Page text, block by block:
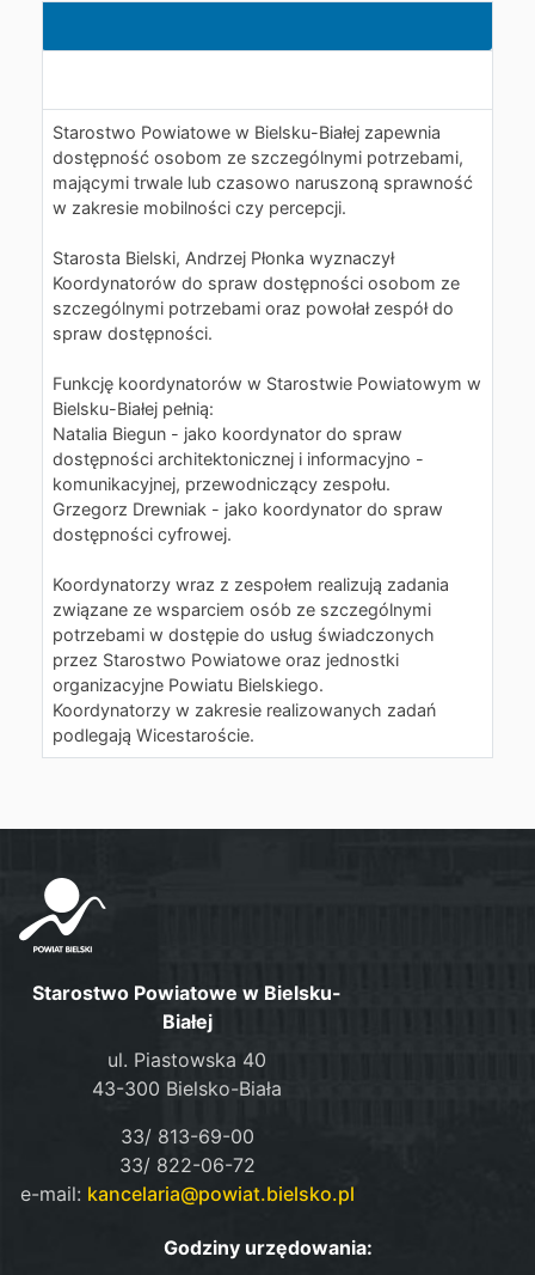
Starostwo Powiatowe w Bielsku-Białej zapewnia
dostępność osobom ze szczególnymi potrzebami,
mającymi trwale lub czasowo naruszoną sprawność
w zakresie mobilności czy percepcji.
Starosta Bielski, Andrzej Płonka wyznaczył
Koordynatorów do spraw dostępności osobom ze
szczególnymi potrzebami oraz powołał zespół do
spraw dostępności.
Funkcję koordynatorów w Starostwie Powiatowym w
Bielsku-Białej pełnią:
Natalia Biegun - jako koordynator do spraw
dostępności architektonicznej i informacyjno -
komunikacyjnej, przewodniczący zespołu.
Grzegorz Drewniak - jako koordynator do spraw
dostępności cyfrowej.
Koordynatorzy wraz z zespołem realizują zadania
związane ze wsparciem osób ze szczególnymi
potrzebami w dostępie do usług świadczonych
przez Starostwo Powiatowe oraz jednostki
organizacyjne Powiatu Bielskiego.
Koordynatorzy w zakresie realizowanych zadań
podlegają Wicestaroście.
Starostwo Powiatowe w Bielsku-
Białej
ul. Piastowska 40
43-300 Bielsko-Biała
33/ 813-69-00
33/ 822-06-72
e-mail: kancelaria@powiat.bielsko.pl
Godziny urzędowania: